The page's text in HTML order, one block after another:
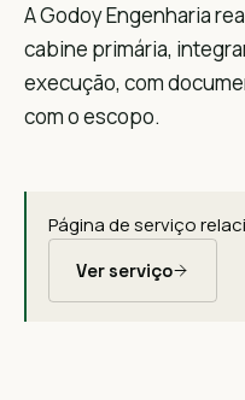
A Godoy Engenharia
cabine primária,
execução, com
com o escopo.
Página de serviço
Ver serviço